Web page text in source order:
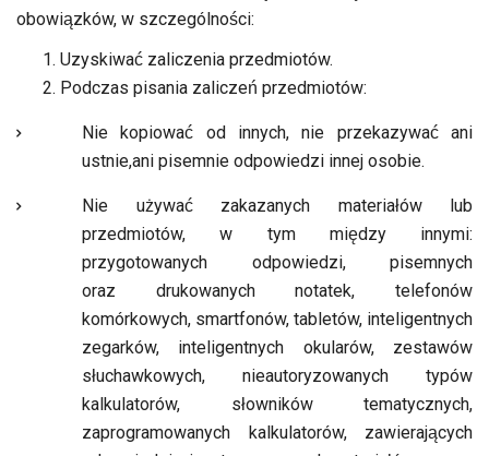
obowiązków, w szczególności:
Uzyskiwać zaliczenia przedmiotów.
Podczas pisania zaliczeń przedmiotów:
Nie kopiować od innych, nie przekazywać ani
ustnie,ani pisemnie odpowiedzi innej osobie.
Nie używać zakazanych materiałów lub
przedmiotów, w tym między innymi:
przygotowanych odpowiedzi, pisemnych
oraz drukowanych notatek, telefonów
komórkowych, smartfonów, tabletów, inteligentnych
zegarków, inteligentnych okularów, zestawów
słuchawkowych, nieautoryzowanych typów
kalkulatorów, słowników tematycznych,
zaprogramowanych kalkulatorów, zawierających